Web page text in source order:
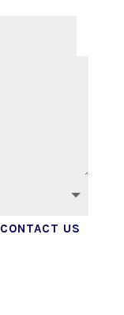
CONTACT US